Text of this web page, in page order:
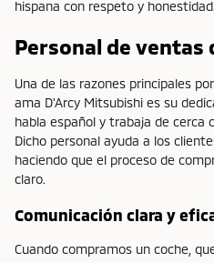
hispana con respeto y honestidad.
Personal de ventas
Una de las razones principales
ama D'Arcy Mitsubishi es su
habla español y trabaja de cerca
Dicho personal ayuda a los
haciendo que el proceso de
claro.
Comunicación clara y
Cuando compramos un coche,